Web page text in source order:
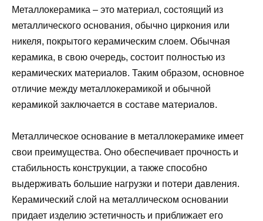
Металлокерамика – это материал, состоящий из
металлического основания, обычно циркония или
никеля, покрытого керамическим слоем. Обычная
керамика, в свою очередь, состоит полностью из
керамических материалов. Таким образом, основное
отличие между металлокерамикой и обычной
керамикой заключается в составе материалов.
Металлическое основание в металлокерамике имеет
свои преимущества. Оно обеспечивает прочность и
стабильность конструкции, а также способно
выдерживать большие нагрузки и потери давления.
Керамический слой на металлическом основании
придает изделию эстетичность и приближает его